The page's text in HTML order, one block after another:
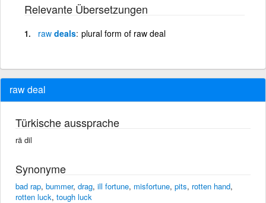
Relevante Übersetzungen
raw deals plural form of raw deal
raw deal
Türkische aussprache
rä dil
Synonyme
bad rap, bummer, drag, ill fortune, misfortune, pits, rotten hand,
rotten luck, tough luck